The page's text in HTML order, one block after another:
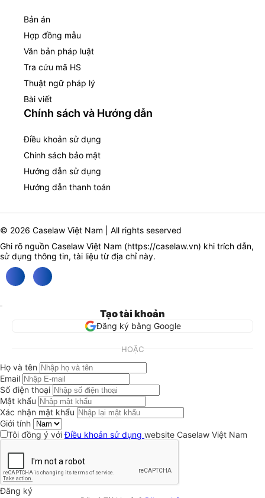
Bản án
Hợp đồng mẫu
Văn bản pháp luật
Tra cứu mã HS
Thuật ngữ pháp lý
Bài viết
Chính sách và Hướng dẫn
Điều khoản sử dụng
Chính sách bảo mật
Hướng dẫn sử dụng
Hướng dẫn thanh toán
© 2026 Caselaw Việt Nam | All rights seserved
Ghi rõ nguồn Caselaw Việt Nam (https://caselaw.vn) khi trích dẫn,
sử dụng thông tin, tài liệu từ địa chỉ này.
Tạo tài khoản
Đăng ký bằng Google
HOẶC
Họ và tên
Email
Số điện thoại
Mật khẩu
Xác nhận mật khẩu
Giới tính
Tôi đồng ý vớiĐiều khoản sử dụng website Caselaw Việt Nam
Đăng ký